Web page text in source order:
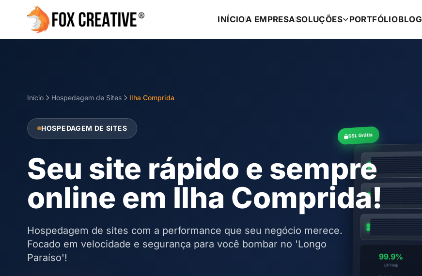
INÍCIOA EMPRESASOLUÇÕES PORTFÓLIOBLOG
Início Hospedagem de Sites Ilha Comprida
HOSPEDAGEM DE SITES
Seu site rápido e sempre
online em Ilha Comprida!
Hospedagem de sites com a performance que seu negócio merece.
Focado em velocidade e segurança para você bombar no 'Longo
Paraíso'!
SSL Grátis
99.9%
UPTIME